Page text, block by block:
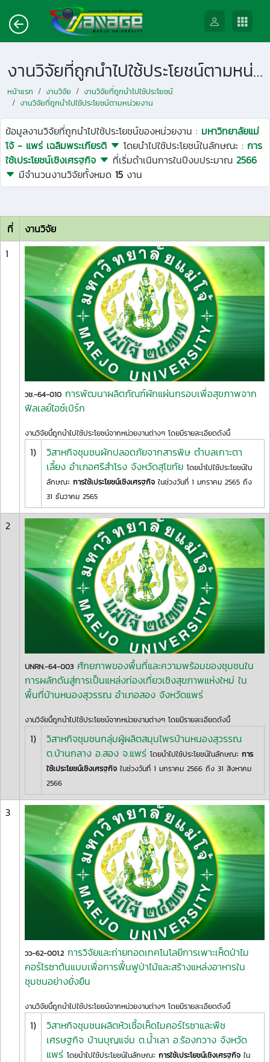
งานวิจัยที่ถูกนำไปใช้ประโยชน์ตามหน่วยงาน
หน้าแรก งานวิจัย
งานวิจัยที่ถูกนำไปใช้ประโยชน์
งานวิจัยที่ถูกนำไปใช้ประโยชน์ตามหน่วยงาน
ข้อมูลงานวิจัยที่ถูกนำไปใช้ประโยชน์ของหน่วยงาน : มหาวิทยาลัยแม่
โจ้ - แพร่ เฉลิมพระเกียรติ
โดยนำไปใช้ประโยชน์ในลักษณะ : การ
ใช้เประโยชน์เชิงเศรฐกิจ
ที่เริ่มดำเนินการในปีงบประมาณ 2566
มีจำนวนงานวิจัยทั้งหมด 15 งาน
ที่
งานวิจัย
1
วช.-64-010 การพัฒนาผลิตภัณฑ์ผักแผ่นกรอบเพื่อสุขภาพจาก
ฟิลเลย์ไอซ์เบิร์ก
งานวิจัยนี้ถูกนำไปใช้ประโยชน์จากหน่วยงานต่างๆ โดยมีรายละเอียดดังนี้
1)
วิสาหกิจชุมชนผักปลอดภัยจากสารพิษ ตำบลเกาะตา
เลี้ยง อำเภอศรีสำโรง จังหวัดสุโขทัย โดยนำไปใช้ประโยชน์ใน
ลักษณะ การใช้เประโยชน์เชิงเศรฐกิจ ในช่วงวันที่ 1 มกราคม 2565 ถึง
31 ธันวาคม 2565
2
UNRN.-64-003 ศักยภาพของพื้นที่และความพร้อมของชุมชนใน
การผลักดันสู่การเป็นแหล่งท่องเที่ยวเชิงสุขภาพแห่งใหม่ ใน
พื้นที่บ้านหนองสุวรรณ อำเภอสอง จังหวัดแพร่
งานวิจัยนี้ถูกนำไปใช้ประโยชน์จากหน่วยงานต่างๆ โดยมีรายละเอียดดังนี้
1)
วิสาหกิจชุมชนกลุ่มผู้ผลิตสมุนไพรบ้านหนองสุวรรณ
ต.บ้านกลาง อ.สอง จ.แพร่ โดยนำไปใช้ประโยชน์ในลักษณะ การ
ใช้เประโยชน์เชิงเศรฐกิจ ในช่วงวันที่ 1 มกราคม 2566 ถึง 31 สิงหาคม
2566
3
วว-62-001.2 การวิจัยและถ่ายทอดเทคโนโลยีการเพาะเห็ดป่าไม
คอร์ไรซาต้นแบบเพื่อการฟื้นฟูป่าไม้และสร้างแหล่งอาหารใน
ชุมชนอย่างยั่งยืน
งานวิจัยนี้ถูกนำไปใช้ประโยชน์จากหน่วยงานต่างๆ โดยมีรายละเอียดดังนี้
1)
วิสาหกิจชุมชนผลิตหัวเชื้อเห็ดไมคอร์ไรซาและพืช
เศรษฐกิจ บ้านบุญแจ่ม ต.น้ำเลา อ.ร้องกวาง จังหวัด
แพร่ โดยนำไปใช้ประโยชน์ในลักษณะ การใช้เประโยชน์เชิงเศรฐกิจ ใน